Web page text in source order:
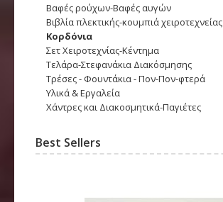
Βαφές ρο΄υχων-Βαφές αυγών
Βιβλία πλεκτικής-κουμπιά χειροτεχνείας
Κορδόνια
Σετ Χειροτεχνίας-Κέντημα
Τελάρα-Στεφανάκια Διακόσμησης
Τρέσες - Φουντάκια - Πον-Πον-φτερά
Υλικά & Εργαλεία
Χάντρες και Διακοσμητικά-Παγιέτες
Best Sellers